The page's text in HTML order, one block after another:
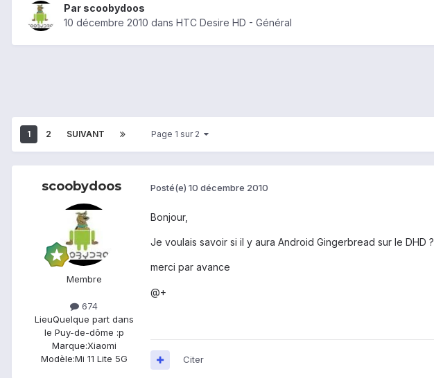
Par scoobydoos
10 décembre 2010 dans HTC Desire HD - Général
1 2 SUIVANT Page 1 sur 2
scoobydoos
Membre
674
LieuQuelque part dans
le Puy-de-dôme :p
Marque:Xiaomi
Modèle:Mi 11 Lite 5G
Posté(e) 10 décembre 2010
Bonjour,
Je voulais savoir si il y aura Android Gingerbread sur le DHD ?
merci par avance
@+
Citer